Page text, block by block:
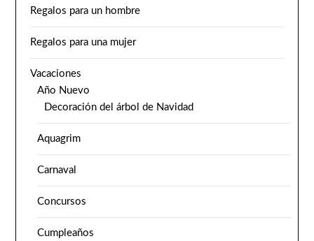
Regalos para un hombre
Regalos para una mujer
Vacaciones
Año Nuevo
Decoración del árbol de Navidad
Aquagrim
Carnaval
Concursos
Cumpleaños